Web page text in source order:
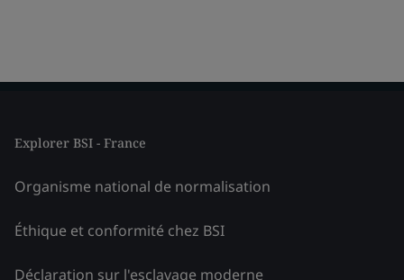
Explorer BSI - France
Organisme national de normalisation
Éthique et conformité chez BSI
Déclaration sur l'esclavage moderne